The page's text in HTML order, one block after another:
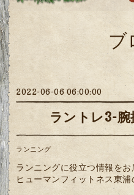
2022-06-06 06:00:00
ラントレ3-
ランニング
ランニングに役立つ情報をお
ヒューマンフィットネス東浦